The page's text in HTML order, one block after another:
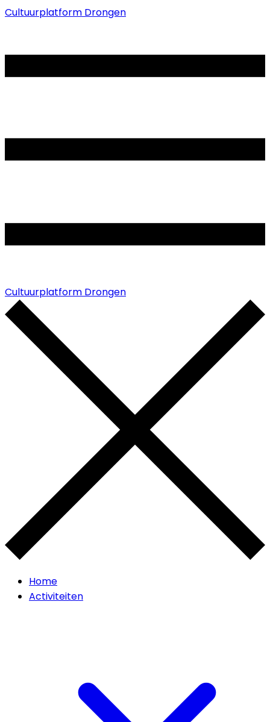
Cultuurplatform Drongen
Cultuurplatform Drongen
Home
Activiteiten